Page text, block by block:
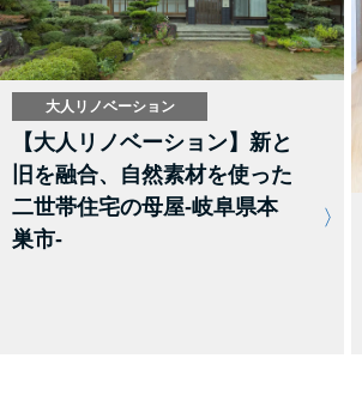
大人リノベーション
【大人リノベーション】新と
旧を融合、自然素材を使った
二世帯住宅の母屋-岐阜県本
巣市-